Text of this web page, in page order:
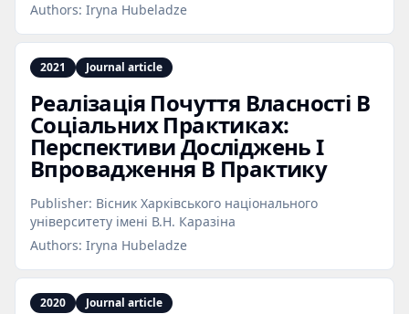
Authors: Iryna Hubeladze
2021 Journal article
Реалізація Почуття Власності В
Соціальних Практиках:
Перспективи Досліджень І
Впровадження В Практику
Publisher: Вісник Харківського національного
університету імені В.Н. Каразіна
Authors: Iryna Hubeladze
2020 Journal article